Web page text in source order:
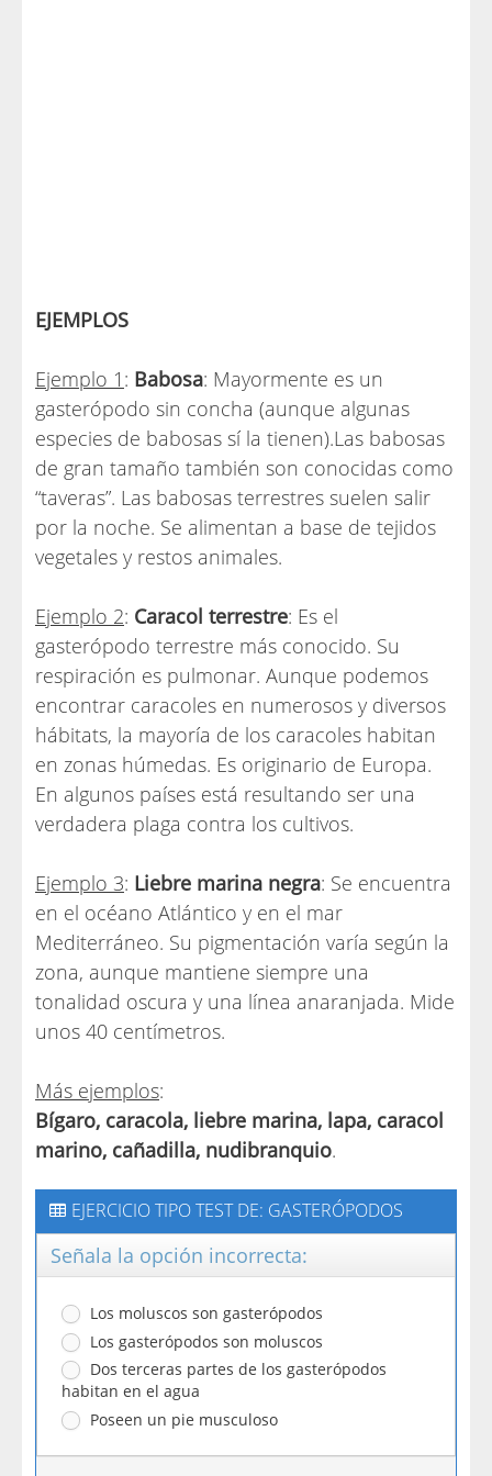
EJEMPLOS
Ejemplo 1 : Babosa: Mayormente es un
gasterópodo sin concha (aunque algunas
especies de babosas sí la tienen).Las babosas
de gran tamaño también son conocidas como
“taveras”. Las babosas terrestres suelen salir
por la noche. Se alimentan a base de tejidos
vegetales y restos animales.
Ejemplo 2: Caracol terrestre: Es el
gasterópodo terrestre más conocido. Su
respiración es pulmonar. Aunque podemos
encontrar caracoles en numerosos y diversos
hábitats, la mayoría de los caracoles habitan
en zonas húmedas. Es originario de Europa.
En algunos países está resultando ser una
verdadera plaga contra los cultivos.
Ejemplo 3: Liebre marina negra: Se encuentra
en el océano Atlántico y en el mar
Mediterráneo. Su pigmentación varía según la
zona, aunque mantiene siempre una
tonalidad oscura y una línea anaranjada. Mide
unos 40 centímetros.
Más ejemplos:
Bígaro, caracola, liebre marina, lapa, caracol
marino, cañadilla, nudibranquio.
EJERCICIO TIPO TEST DE: GASTERÓPODOS
Señala la opción incorrecta:
Los moluscos son gasterópodos
Los gasterópodos son moluscos
Dos terceras partes de los gasterópodos
habitan en el agua
Poseen un pie musculoso